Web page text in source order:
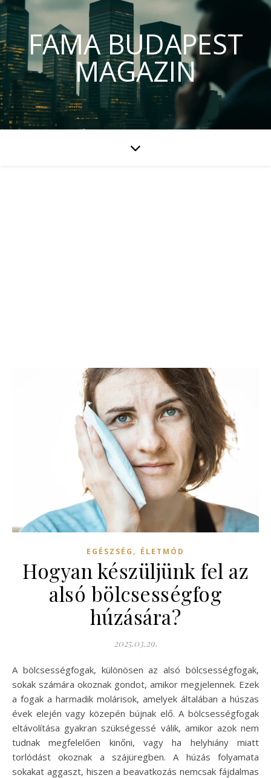
FAMA BUDAPEST
MAGAZIN
EGÉSZSÉG , ÉLETMÓD
Hogyan készüljünk fel az
alsó bölcsességfog
húzására?
2025.03.29.
A bölcsességfogak, különösen az alsó bölcsességfogak,
sokak számára okoznak gondot, amikor megjelennek. Ezek
a fogak a harmadik molárisok, amelyek általában a húszas
évek elején vagy közepén bújnak elő. A bölcsességfogak
eltávolítása gyakran szükségessé válik, amikor azok nem
tudnak megfelelően kinőni, vagy ha helyhiány miatt
torlódást okoznak a szájüregben. A húzás folyamata
sokakat aggaszt, hiszen a beavatkozás nemcsak fájdalmas